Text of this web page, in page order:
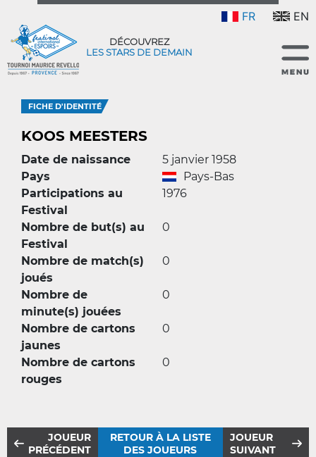
FR EN
DÉCOUVREZ
LES STARS DE DEMAIN
FICHE D'IDENTITÉ
KOOS MEESTERS
Date de naissance
5 janvier 1958
Pays
Pays-Bas
Participations au
Festival
1976
Nombre de but(s) au
Festival
0
Nombre de match(s)
joués
0
Nombre de
minute(s) jouées
0
Nombre de cartons
jaunes
0
Nombre de cartons
rouges
0
JOUEUR
PRÉCÉDENT
RETOUR À LA LISTE
DES JOUEURS
JOUEUR
SUIVANT